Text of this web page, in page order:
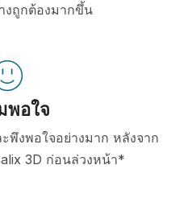
งถูกต้องมากขึ้น
พอใจ
พึงพอใจอย่างมาก หลังจาก
3D ก่อนล่วงหน้า*